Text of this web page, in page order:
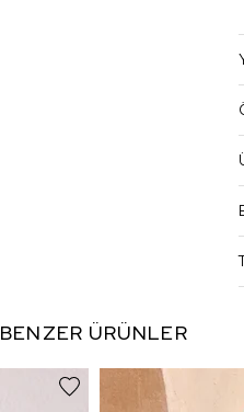
BENZER ÜRÜNLER